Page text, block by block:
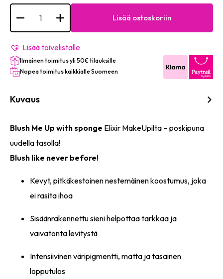
Elixir
Blush
Up
Blusher
#203
määrä
Lisää ostoskoriin
Lisää toivelistalle
Ilmainen toimitus yli 50€ tilauksille
Nopea toimitus kaikkialle Suomeen
Kuvaus
Blush Me Up with sponge Elixir MakeUpilta – poskipuna
uudella tasolla!
Blush like never before!
Kevyt, pitkäkestoinen nestemäinen koostumus, joka
ei rasita ihoa
Sisäänrakennettu sieni helpottaa tarkkaa ja
vaivatonta levitystä
Intensiivinen väripigmentti, matta ja tasainen
lopputulos